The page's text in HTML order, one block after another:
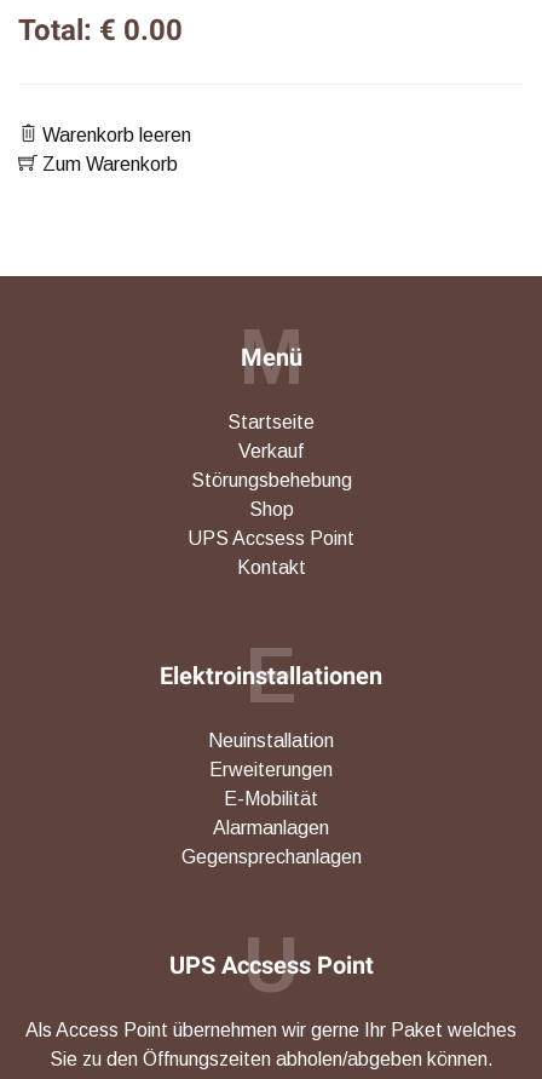
Total: € 0.00
Warenkorb leeren
Zum Warenkorb
Menü
M
Startseite
Verkauf
Störungsbehebung
Shop
UPS Accsess Point
Kontakt
Elektroinstallationen
E
Neuinstallation
Erweiterungen
E-Mobilität
Alarmanlagen
Gegensprechanlagen
UPS Accsess Point
U
Als Access Point übernehmen wir gerne Ihr Paket welches
Sie zu den Öffnungszeiten abholen/abgeben können.